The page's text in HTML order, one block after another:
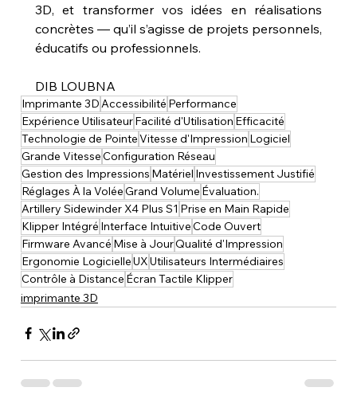
3D, et transformer vos idées en réalisations
concrètes — qu’il s’agisse de projets personnels,
éducatifs ou professionnels.
DIB LOUBNA
Imprimante 3DAccessibilité Performance
Expérience UtilisateurFacilité d'Utilisation Efficacité
Technologie de PointeVitesse d'Impression Logiciel
Grande VitesseConfiguration Réseau
Gestion des Impressions Matériel Investissement Justifié
Réglages À la VoléeGrand Volume Évaluation.
Artillery Sidewinder X4 Plus S1 Prise en Main Rapide
Klipper Intégré Interface IntuitiveCode Ouvert
Firmware Avancé Mise à JourQualité d'Impression
Ergonomie LogicielleUXUtilisateurs Intermédiaires
Contrôle à Distance Écran Tactile Klipper
imprimante 3D